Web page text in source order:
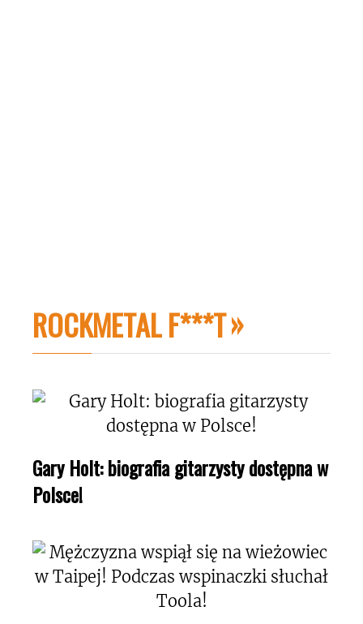
ROCKMETAL F***T
Gary Holt: biografia gitarzysty dostępna w
Polsce!